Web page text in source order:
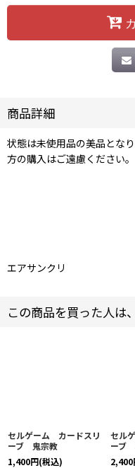
商品詳細
状態は未使用品の美品とな
方の購入はご遠慮ください。
エアサンクリ
この商品を買った人は
セルゲーム カードスリ
ーブ 鬼宗教
1,400円(税込)
セル
ーブ
2,400